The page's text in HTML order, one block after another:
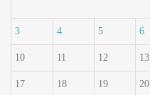
3 4 5 6
10 11 12 13
17 18 19 20